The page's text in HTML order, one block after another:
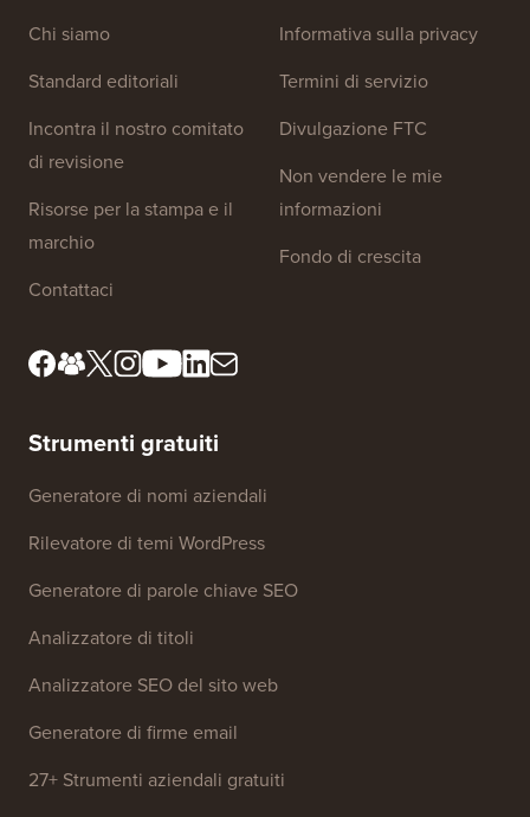
Chi siamo
Standard editoriali
Incontra il nostro comitato
di revisione
Risorse per la stampa e il
marchio
Contattaci
Informativa sulla privacy
Termini di servizio
Divulgazione FTC
Non vendere le mie
informazioni
Fondo di crescita
Strumenti gratuiti
Generatore di nomi aziendali
Rilevatore di temi WordPress
Generatore di parole chiave SEO
Analizzatore di titoli
Analizzatore SEO del sito web
Generatore di firme email
27+ Strumenti aziendali gratuiti